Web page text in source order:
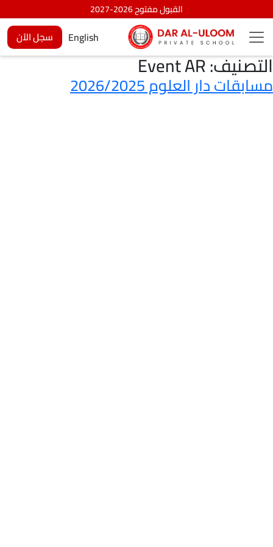
القبول مفتوح 2026-2027
English سجل الآن
التصنيف:Event AR
مسابقات دار العلوم 2026/2025